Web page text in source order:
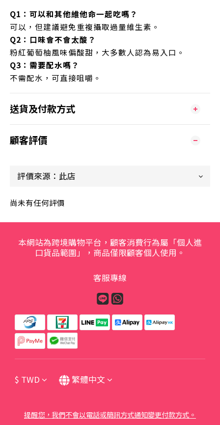
Q1：可以和其他維他命一起吃嗎？
可以，但建議避免重複攝取過量維生素。
Q2：口味會不會太酸？
粉紅葡萄柚風味偏酸甜，大多數人認為易入口。
Q3：需要配水嗎？
不需配水，可直接咀嚼。
送貨及付款方式
顧客評價
尚未有任何評價
本網站為跨境購物平台，顧客消費行為屬「個人進
口貨品範圍」，商品僅限顧客個人使用。
客服專線
$ TWD 繁體中文
提醒您，我們不會以電話或簡訊方式通知變更付款方式。